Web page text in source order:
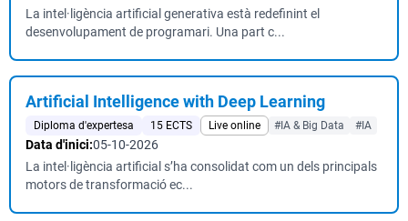
La intel·ligència artificial generativa està redefinint el
desenvolupament de programari. Una part c...
Artificial Intelligence with Deep Learning
Diploma d'expertesa 15 ECTS Live online #IA & Big Data #IA
Data d'inici:05-10-2026
La intel·ligència artificial s’ha consolidat com un dels principals
motors de transformació ec...